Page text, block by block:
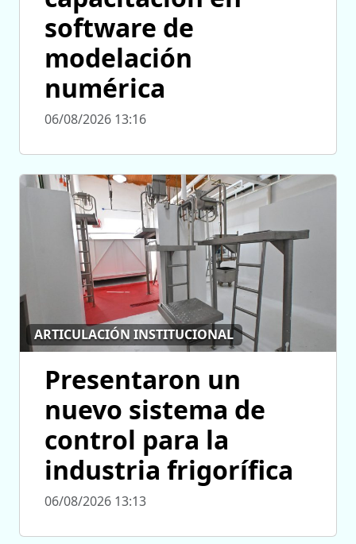
software de
modelación
numérica
06/08/2026 13:16
ARTICULACIÓN INSTITUCIONAL
Presentaron un
nuevo sistema de
control para la
industria frigorífica
06/08/2026 13:13